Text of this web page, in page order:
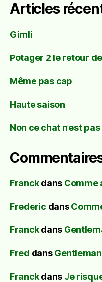
Articles
Gimli
Potager 2 le retour
Même pas cap
Haute saison
Non ce chat n’est
Franckdans Comme
Frederic dans
Franckdans
Fred dans
Franckdans Je